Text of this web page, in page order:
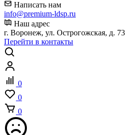
Написать нам
info@premium-ldsp.ru
Наш адрес
г. Воронеж, ул. Острогожская, д. 73
Перейти в контакты
0
0
0